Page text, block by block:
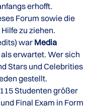
erhofft.
Forum sowie die
zu ziehen.
war Media
erwartet. Wer sich
Stars und Celebrities
gestellt.
Studenten größer
Final Exam in Form